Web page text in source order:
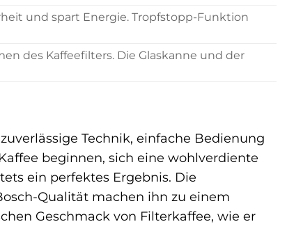
und spart Energie. Tropfstopp-Funktion
des Kaffeefilters. Die Glaskanne und der
Technik, einfache Bedienung
beginnen, sich eine wohlverdiente
ein perfektes Ergebnis. Die
Qualität machen ihn zu einem
Geschmack von Filterkaffee, wie er